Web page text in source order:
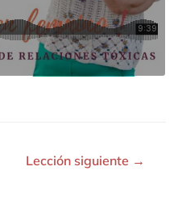
Lección siguiente →